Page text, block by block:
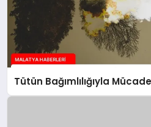
Tütün Bağımlılığıyla